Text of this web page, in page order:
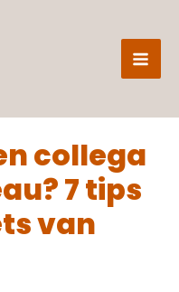
collega
7 tips
van